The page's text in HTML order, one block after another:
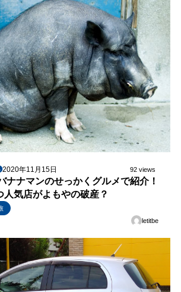
2020年11月15日 92 views
ナナマンのせっかくグルメで紹介！
人気店がよもやの破産？
letitbe